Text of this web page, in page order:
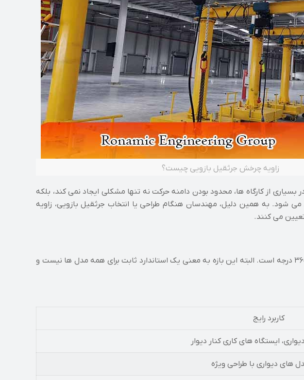
زاویه چرخش جرثقیل بازویی چیست؟
از کارگاه ها، محدود بودن دامنه حرکت نه تنها مشکلی ایجاد نمی کند، بلکه
می شود. به همین دلیل، مهندسان هنگام طراحی یا انتخاب جرثقیل بازویی، زاویه
می کنند.
اگر بخواهیم یک پاسخ کوتاه ارائه دهیم، باید گفت زاویه چرخش جرثقیل بازویی معمولاً بین ۱۸۰ تا ۳۶۰ درجه است. البته این بازه به معنی یک استاندارد ثابت برای همه مدل ها نیست و
کاربرد رایج
ایستگاه های کاری کنار دیوار
های دیواری با طراحی ویژه